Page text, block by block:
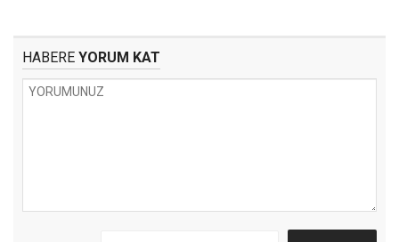
HABERE YORUM KAT